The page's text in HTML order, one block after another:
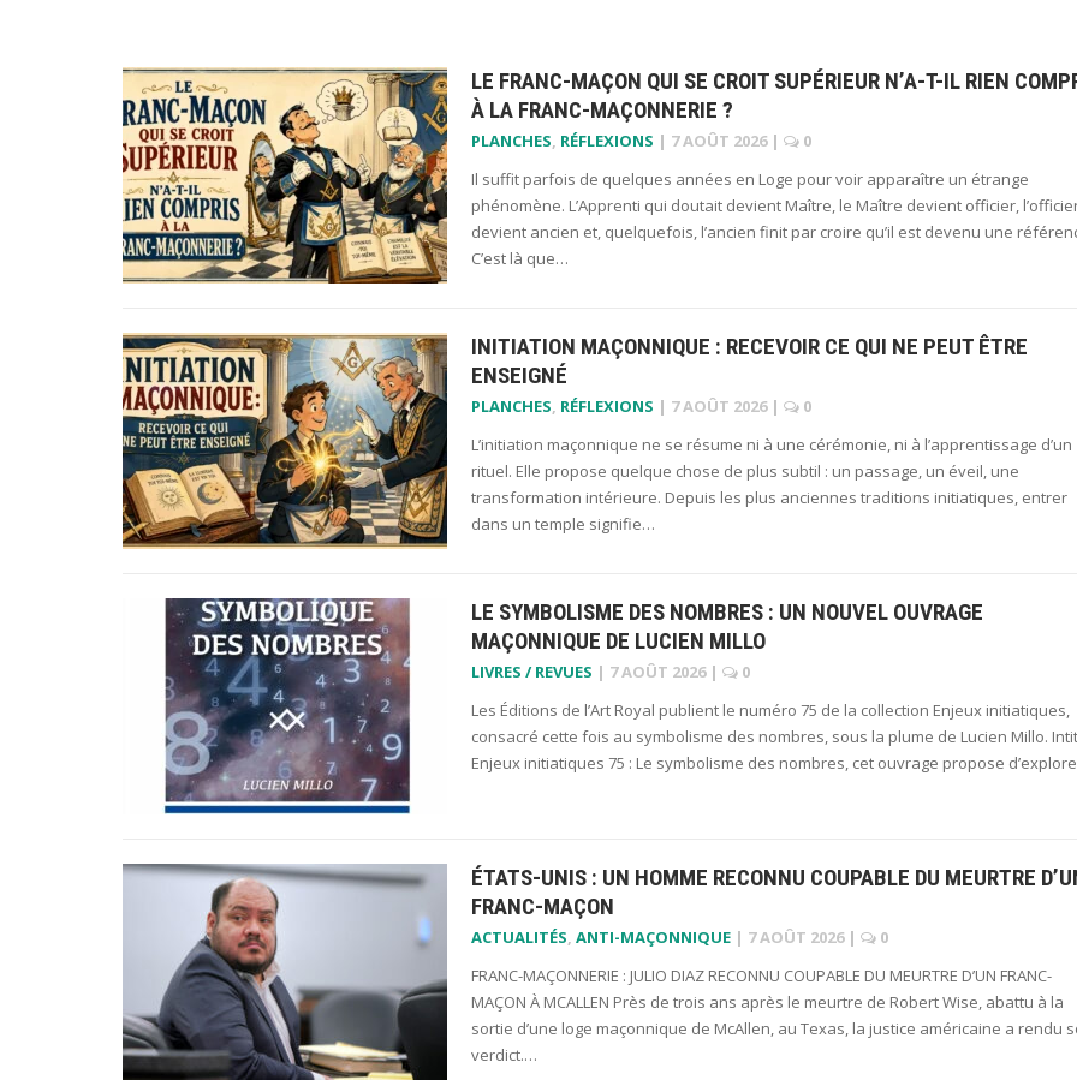
LE FRANC-MAÇON QUI SE CROIT SUPÉRIEUR N’A-T-IL RIEN
À LA FRANC-MAÇONNERIE ?
PLANCHES, RÉFLEXIONS | 7 AOÛT 2026 |
0
Il suffit parfois de quelques années en Loge pour voir apparaître un étrange
phénomène. L’Apprenti qui doutait devient Maître, le Maître devient officier,
devient ancien et, quelquefois, l’ancien finit par croire qu’il est devenu une
C’est là que…
INITIATION MAÇONNIQUE : RECEVOIR CE QUI NE PEUT ÊTRE
ENSEIGNÉ
PLANCHES, RÉFLEXIONS | 7 AOÛT 2026 |
0
L’initiation maçonnique ne se résume ni à une cérémonie, ni à l’apprentissage d’un
rituel. Elle propose quelque chose de plus subtil : un passage, un éveil, une
transformation intérieure. Depuis les plus anciennes traditions initiatiques, entrer
dans un temple signifie…
LE SYMBOLISME DES NOMBRES : UN NOUVEL OUVRAGE
MAÇONNIQUE DE LUCIEN MILLO
LIVRES / REVUES | 7 AOÛT 2026 |
0
Les Éditions de l’Art Royal publient le numéro 75 de la collection Enjeux initiatiques,
consacré cette fois au symbolisme des nombres, sous la plume de Lucien Millo.
Enjeux initiatiques 75 : Le symbolisme des nombres, cet ouvrage propose
ÉTATS-UNIS : UN HOMME RECONNU COUPABLE DU MEURTRE
FRANC-MAÇON
ACTUALITÉS, ANTI-MAÇONNIQUE | 7 AOÛT 2026 |
0
FRANC-MAÇONNERIE : JULIO DIAZ RECONNU COUPABLE DU MEURTRE D’UN FRANC-
MAÇON À MCALLEN Près de trois ans après le meurtre de Robert Wise, abattu à la
sortie d’une loge maçonnique de McAllen, au Texas, la justice américaine a rendu
verdict.…